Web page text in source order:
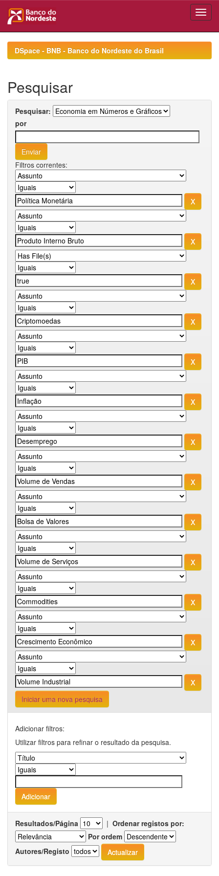
navigationDSpace - BNB - Banco do Nordeste do Brasil
Pesquisar
Pesquisar:
por
Filtros correntes:
Iniciar uma nova pesquisa
Adicionar filtros:
Utilizar filtros para refinar o resultado da pesquisa.
Resultados/Página | Ordenar registos por:
Por ordem
Autores/Registo